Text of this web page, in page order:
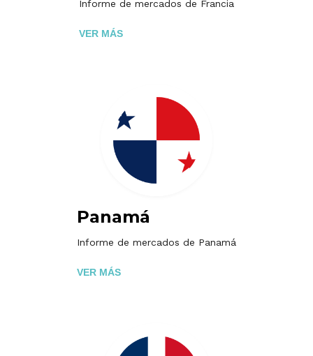
Informe de mercados de Francia
VER MÁS
Panamá
Informe de mercados de Panamá
VER MÁS